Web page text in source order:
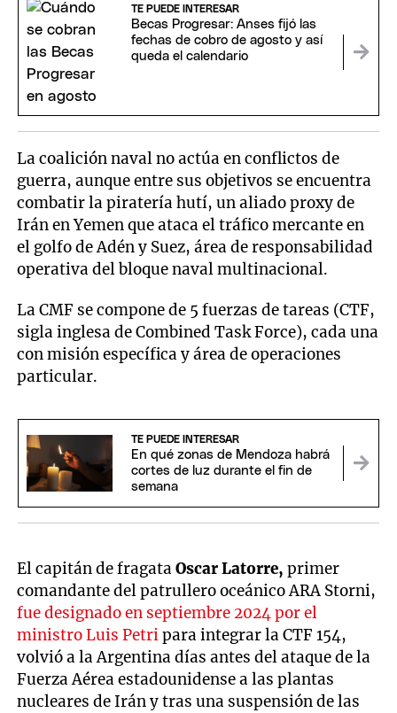
TE PUEDE INTERESAR
Becas Progresar: Anses fijó las
fechas de cobro de agosto y así
queda el calendario
La coalición naval no actúa en conflictos de
guerra, aunque entre sus objetivos se encuentra
combatir la piratería hutí, un aliado proxy de
Irán en Yemen que ataca el tráfico mercante en
el golfo de Adén y Suez, área de responsabilidad
operativa del bloque naval multinacional.
La CMF se compone de 5 fuerzas de tareas (CTF,
sigla inglesa de Combined Task Force), cada una
con misión específica y área de operaciones
particular.
TE PUEDE INTERESAR
En qué zonas de Mendoza habrá
cortes de luz durante el fin de
semana
El capitán de fragataOscar Latorre,primer
comandante del patrullero oceánico ARA Storni,
fue designado en septiembre 2024 por el
ministro Luis Petripara integrar la CTF 154,
volvió a la Argentina días antes del ataque de la
Fuerza Aérea estadounidense a las plantas
nucleares de Irán y tras una suspensión de las